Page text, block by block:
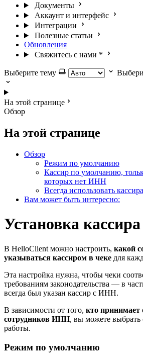
Документы
Аккаунт и интерфейс
Интеграции
Полезные статьи
Обновления
Свяжитесь с нами *
Выберите тему
На этой странице
Обзор
На этой странице
Обзор
Режим по умолчанию
Кассир по умолчанию,
которых нет ИНН
Всегда использовать
Вам может быть интересно:
Установка
В HelloClient можно настроить, какой
указываться кассиром в чеке для
Эта настройка нужна, чтобы чеки
требованиям законодательства — в
всегда был указан кассир с ИНН.
В зависимости от того, кто принимает
сотрудников ИНН, вы можете выбрать
работы.
Режим по умолчанию